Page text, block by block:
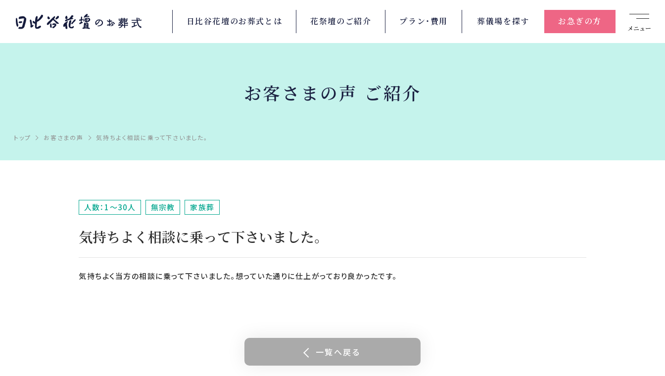
メニュー
日比谷花壇のお葬式とは 花祭壇の ご紹介 プラン・ 費用 葬儀場を探す お急ぎの方
お客さまの声 ご紹介
トップ お客さまの声 気持ちよく相談に乗って下さいました。
人数：1～30人 無宗教 家族葬
気持ちよく相談に乗って下さいました。
気持ちよく当方の相談に乗って下さいました。想っていた通りに仕上がっており良かったです。
一覧へ戻る